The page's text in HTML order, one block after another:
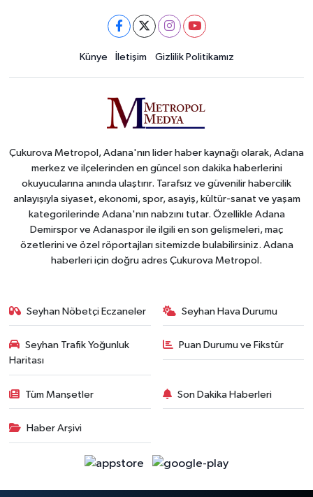
Künye İletişim Gizlilik Politikamız
Çukurova Metropol, Adana'nın lider haber kaynağı olarak, Adana
merkez ve ilçelerinden en güncel son dakika haberlerini
okuyucularına anında ulaştırır. Tarafsız ve güvenilir habercilik
anlayışıyla siyaset, ekonomi, spor, asayiş, kültür-sanat ve yaşam
kategorilerinde Adana'nın nabzını tutar. Özellikle Adana
Demirspor ve Adanaspor ile ilgili en son gelişmeleri, maç
özetlerini ve özel röportajları sitemizde bulabilirsiniz. Adana
haberleri için doğru adres Çukurova Metropol.
Seyhan Nöbetçi Eczaneler Seyhan Hava Durumu
Seyhan Trafik Yoğunluk
Haritası
Puan Durumu ve Fikstür
Tüm Manşetler Son Dakika Haberleri
Haber Arşivi